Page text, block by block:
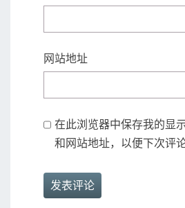
网站地址
在此浏览器中保存我的显
和网站地址，以便下次评